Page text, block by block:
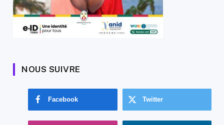
NOUS SUIVRE
Facebook Twitter